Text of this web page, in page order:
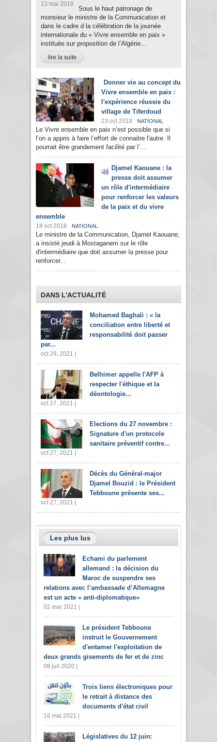
13 mai 2018
Sous le haut patronage de
monsieur le ministre de la Communication et
dans le cadre d la célébration de la journée
internationale du « Vivre ensemble en paix »
instituée sur proposition de l’Algérie...
lire la suite
Donner vie au concept du
Vivre ensemble en paix :
l'expérience réussie du
village de Tiferdoud
23 oct 2018 NATIONAL
Le Vivre ensemble en paix n’est possible que si
l’on a appris à faire l’effort de connaitre l'autre. Il
pourrait être grandement facilité par l’...
Djamel Kaouane : la
presse doit assumer
un rôle d'intermédiaire
pour renforcer les valeurs
de la paix et du vivre
ensemble
18 oct 2018 NATIONAL
Le ministre de la Communication, Djamel Kaouane,
a insisté jeudi à Mostaganem sur le rôle
d'intermédiaire que doit assumer la presse pour
renforcer...
DANS L'ACTUALITÉ
Mohamed Baghali : « la
conciliation entre liberté et
responsabilité doit passer
par...
oct 28, 2021 |
Belhimer appelle l'AFP à
respecter l'éthique et la
déontologie...
oct 27, 2021 |
Elections du 27 novembre :
Signature d'un protocole
sanitaire préventif contre...
oct 27, 2021 |
Décès du Général-major
Djamel Bouzid : le Président
Tebboune présente ses...
oct 27, 2021 |
Les plus lus
Echami du parlement
allemand : la décision du
Maroc de suspendre ses
relations avec l’ambassade d’Allemagne
est un acte « anti-diplomatique»
02 mar 2021 |
Le président Tebboune
instruit le Gouvernement
d'entamer l'exploitation de
deux grands gisements de fer et de zinc
08 juil 2020 |
Trois liens électroniques pour
le retrait à distance des
documents d'état civil
16 mai 2021 |
Législatives du 12 juin: